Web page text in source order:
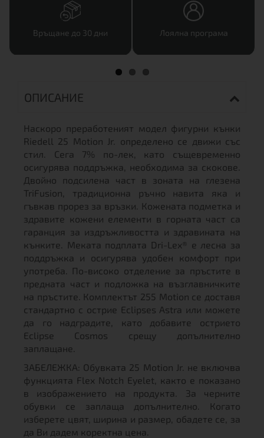
Връщане до 30 дни Лоялна програма
ОПИСАНИЕ
Наскоро преработеният модел фигурни кънки
Riedell 25 Motion Jr. определено се движи със
стил. Сега 7% по-лек, като същевременно
осигурява поддръжка, необходима за скокове.
Двойно подсилена част в зоната на глезена
TriFusion, традиционна ръчно навита яка и
гъвкав прорез за връзки. Кожената подметка и
здравите кожени елементи в горната част са
гаранция за издръжливостта и здравината на
кънките. Меката подплата Dri-Lex® е лесна за
поддръжка и осигурява удобен комфорт при
употреба. По-високо отделение за пръстите в
предната част и подложка на възглавничките
на пръстите. Комплектът 255 Motion се доставя
стандартно с острие Eclipses Astra или можете
да го надградите, като добавите острието
Eclipse Cosmos срещу допълнително
заплащане.
ЗАБЕЛЕЖКА: Обувката 25 Motion Jr. не включва
функцията Flex Notch Eyelet, както е показано
в изображението на продукта. За черните
обувки се заплаща допълнително. Когато
изберете цвят, ширина и размер, обадете се, за
да Ви дадем коректна цена.